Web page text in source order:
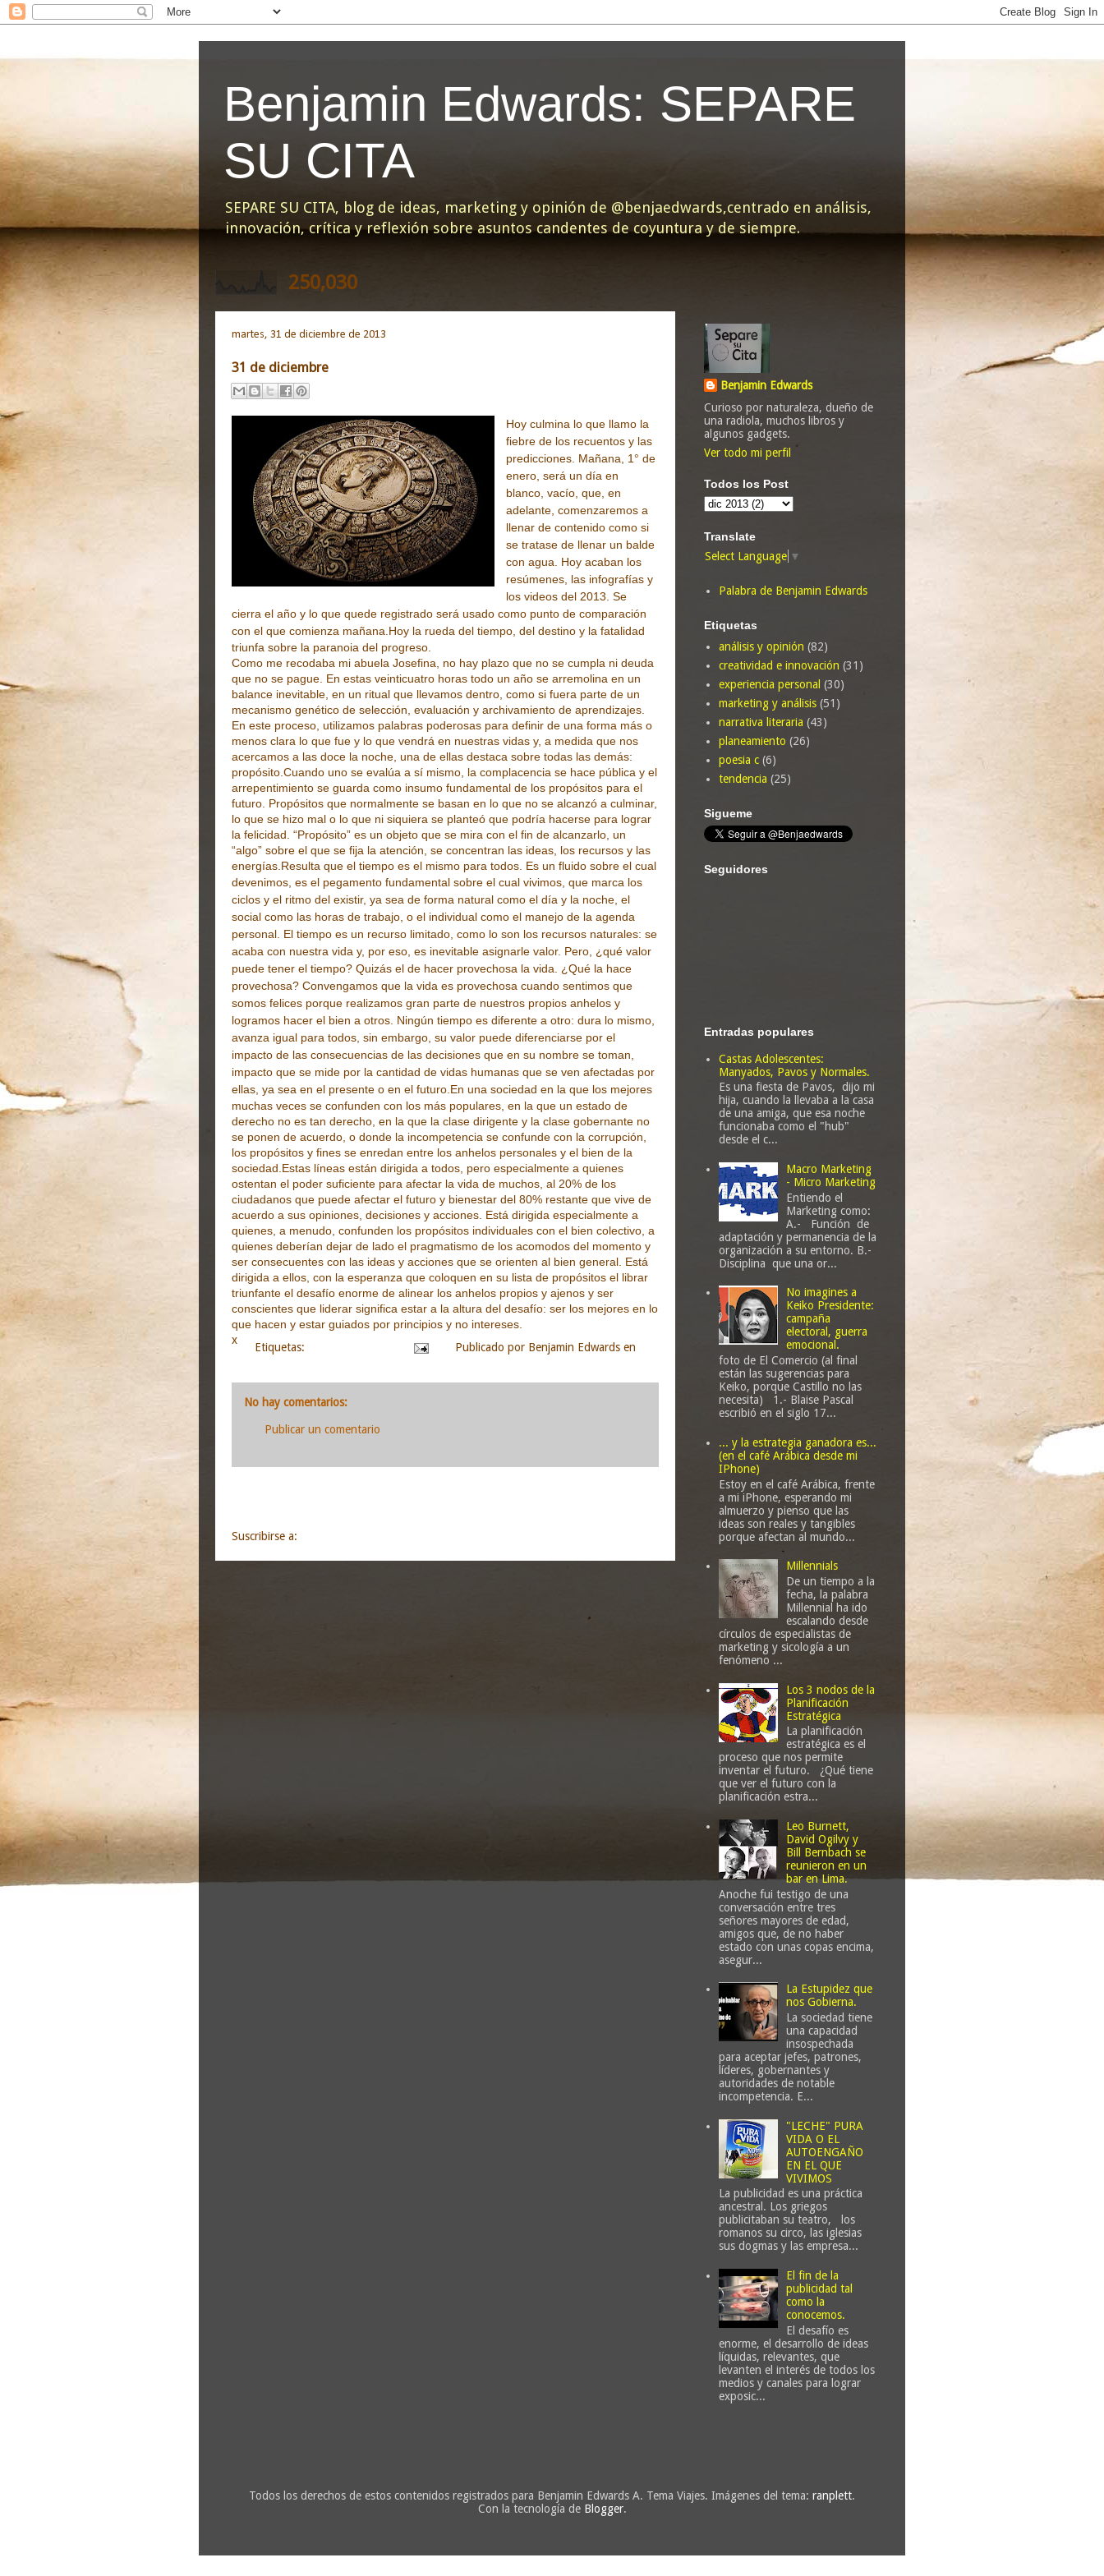
Benjamin Edwards: SEPARE
SU CITA
SEPARE SU CITA, blog de ideas, marketing y opinión de @benjaedwards,centrado en análisis,
innovación, crítica y reflexión sobre asuntos candentes de coyuntura y de siempre.
250,030
martes, 31 de diciembre de 2013
31 de diciembre
Hoy culmina lo que llamo la
fiebre de los recuentos y las
predicciones. Mañana, 1° de
enero, será un día en
blanco, vacío, que, en
adelante, comenzaremos a
llenar de contenido como si
se tratase de llenar un balde
con agua. Hoy acaban los
resúmenes, las infografías y
los videos del 2013. Se
cierra el año y lo que quede registrado será usado como punto de comparación
con el que comienza mañana. Hoy la rueda del tiempo, del destino y la fatalidad
triunfa sobre la paranoia del progreso.
Como me recodaba mi abuela Josefina, no hay plazo que no se cumpla ni deuda
que no se pague. En estas veinticuatro horas todo un año se arremolina en un
balance inevitable, en un ritual que llevamos dentro, como si fuera parte de un
mecanismo genético de selección, evaluación y archivamiento de aprendizajes.
En este proceso, utilizamos palabras poderosas para definir de una forma más o
menos clara lo que fue y lo que vendrá en nuestras vidas y, a medida que nos
acercamos a las doce la noche, una de ellas destaca sobre todas las demás:
propósito. Cuando uno se evalúa a sí mismo, la complacencia se hace pública y el
arrepentimiento se guarda como insumo fundamental de los propósitos para el
futuro. Propósitos que normalmente se basan en lo que no se alcanzó a culminar,
lo que se hizo mal o lo que ni siquiera se planteó que podría hacerse para lograr
la felicidad. “Propósito” es un objeto que se mira con el fin de alcanzarlo, un
“algo” sobre el que se fija la atención, se concentran las ideas, los recursos y las
energías. Resulta que el tiempo es el mismo para todos. Es un fluido sobre el cual
devenimos, es el pegamento fundamental sobre el cual vivimos, que marca los
ciclos y el ritmo del existir, ya sea de forma natural como el día y la noche, el
social como las horas de trabajo, o el individual como el manejo de la agenda
personal. El tiempo es un recurso limitado, como lo son los recursos naturales: se
acaba con nuestra vida y, por eso, es inevitable asignarle valor. Pero, ¿qué valor
puede tener el tiempo? Quizás el de hacer provechosa la vida. ¿Qué la hace
provechosa? Convengamos que la vida es provechosa cuando sentimos que
somos felices porque realizamos gran parte de nuestros propios anhelos y
logramos hacer el bien a otros. Ningún tiempo es diferente a otro: dura lo mismo,
avanza igual para todos, sin embargo, su valor puede diferenciarse por el
impacto de las consecuencias de las decisiones que en su nombre se toman,
impacto que se mide por la cantidad de vidas humanas que se ven afectadas por
ellas, ya sea en el presente o en el futuro. En una sociedad en la que los mejores
muchas veces se confunden con los más populares, en la que un estado de
derecho no es tan derecho, en la que la clase dirigente y la clase gobernante no
se ponen de acuerdo, o donde la incompetencia se confunde con la corrupción,
los propósitos y fines se enredan entre los anhelos personales y el bien de la
sociedad. Estas líneas están dirigida a todos, pero especialmente a quienes
ostentan el poder suficiente para afectar la vida de muchos, al 20% de los
ciudadanos que puede afectar el futuro y bienestar del 80% restante que vive de
acuerdo a sus opiniones, decisiones y acciones. Está dirigida especialmente a
quienes, a menudo, confunden los propósitos individuales con el bien colectivo, a
quienes deberían dejar de lado el pragmatismo de los acomodos del momento y
ser consecuentes con las ideas y acciones que se orienten al bien general. Está
dirigida a ellos, con la esperanza que coloquen en su lista de propósitos el librar
triunfante el desafío enorme de alinear los anhelos propios y ajenos y ser
conscientes que liderar significa estar a la altura del desafío: ser los mejores en lo
que hacen y estar guiados por principios y no intereses.
x
Etiquetas: Publicado por Benjamin Edwards en
No hay comentarios:
Publicar un comentario
Suscribirse a:
Benjamin Edwards
Curioso por naturaleza, dueño de
una radiola, muchos libros y
algunos gadgets.
Ver todo mi perfil
Todos los Post
Translate
Select Language ▼
Palabra de Benjamin Edwards
Etiquetas
análisis y opinión (82)
creatividad e innovación (31)
experiencia personal (30)
marketing y análisis (51)
narrativa literaria (43)
planeamiento (26)
poesia c (6)
tendencia (25)
Sigueme
Seguidores
Entradas populares
Castas Adolescentes:
Manyados, Pavos y Normales.
Es una fiesta de Pavos, dijo mi
hija, cuando la llevaba a la casa
de una amiga, que esa noche
funcionaba como el "hub"
desde el c...
Macro Marketing
- Micro Marketing
Entiendo el
Marketing como:
A.- Función de
adaptación y permanencia de la
organización a su entorno. B.-
Disciplina que una or...
No imagines a
Keiko Presidente:
campaña
electoral, guerra
emocional.
foto de El Comercio (al final
están las sugerencias para
Keiko, porque Castillo no las
necesita) 1.- Blaise Pascal
escribió en el siglo 17...
... y la estrategia ganadora es...
(en el café Arábica desde mi
IPhone)
Estoy en el café Arábica, frente
a mi iPhone, esperando mi
almuerzo y pienso que las
ideas son reales y tangibles
porque afectan al mundo...
Millennials
De un tiempo a la
fecha, la palabra
Millennial ha ido
escalando desde
círculos de especialistas de
marketing y sicología a un
fenómeno ...
Los 3 nodos de la
Planificación
Estratégica
La planificación
estratégica es el
proceso que nos permite
inventar el futuro. ¿Qué tiene
que ver el futuro con la
planificación estra...
Leo Burnett,
David Ogilvy y
Bill Bernbach se
reunieron en un
bar en Lima.
Anoche fui testigo de una
conversación entre tres
señores mayores de edad,
amigos que, de no haber
estado con unas copas encima,
asegur...
La Estupidez que
nos Gobierna.
La sociedad tiene
una capacidad
insospechada
para aceptar jefes, patrones,
líderes, gobernantes y
autoridades de notable
incompetencia. E...
"LECHE" PURA
VIDA O EL
AUTOENGAÑO
EN EL QUE
VIVIMOS
La publicidad es una práctica
ancestral. Los griegos
publicitaban su teatro, los
romanos su circo, las iglesias
sus dogmas y las empresa...
El fin de la
publicidad tal
como la
conocemos.
El desafío es
enorme, el desarrollo de ideas
líquidas, relevantes, que
levanten el interés de todos los
medios y canales para lograr
exposic...
Todos los derechos de estos contenidos registrados para Benjamin Edwards A. Tema Viajes. Imágenes del tema: ranplett.
Con la tecnología de Blogger.